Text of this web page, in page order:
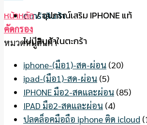
ตะกร้าสินค้า
ไม่มีสินค้าในตะกร้า
หน้าหลัก/อุปกรณ์เสริม IPHONE แท้
คัดกรอง
หมวดหมู่สินค้า
iphone-(มือ1)-สด-ผ่อน (20)
ipad-(มือ1)-สด-ผ่อน (5)
IPHONE มือ2-สดและผ่อน (85)
IPAD มือ2-สดและผ่อน (4)
ปลดล็อคมือถือ iphone ติด icloud